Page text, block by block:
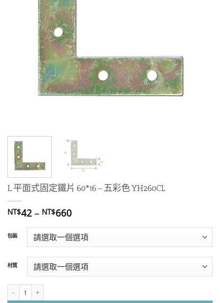
L 平面式固定鐵片 60*16 – 五彩色 YH260CL
NT$42– NT$660價
範
圍：
NT$42
到
NT$660
包裝
材質